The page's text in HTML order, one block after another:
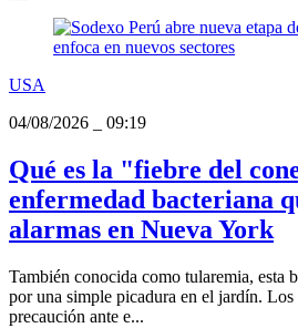
USA
04/08/2026
09:19
Qué es la "fiebre del
enfermedad bacteriana
alarmas en Nueva York
También conocida como tularemia, esta
por una simple picadura en el jardín. Los
precaución ante e...